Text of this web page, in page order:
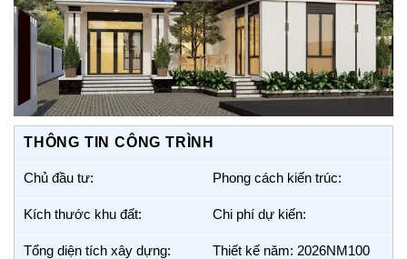
THÔNG TIN CÔNG TRÌNH
Chủ đầu tư: Phong cách kiến trúc:
Kích thước khu đất: Chi phí dự kiến:
Tổng diện tích xây dựng: Thiết kế năm: 2026NM100